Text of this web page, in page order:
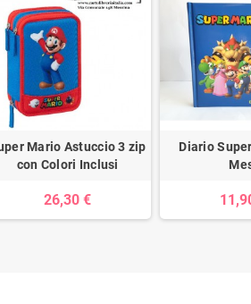
Mario Astuccio 3 zip
con Colori Inclusi
26,30 €
Diario